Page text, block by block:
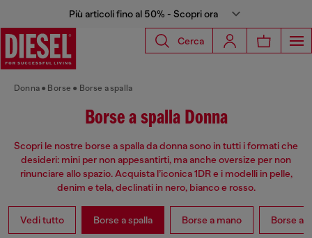
Più articoli fino al 50% - Scopri ora
Cerca
Donna Borse Borse a spalla
Borse a spalla Donna
Scopri le nostre borse a spalla da donna sono in tutti i formati che
desideri: mini per non appesantirti, ma anche oversize per non
rinunciare allo spazio. Acquista l’iconica 1DR e i modelli in pelle,
denim e tela, declinati in nero, bianco e rosso.
Vedi tutto Borse a spalla Borse a mano Borse a